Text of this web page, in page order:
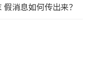
消息如何传出来？